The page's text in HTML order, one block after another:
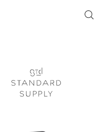
学用ランドセル受注会スケジュール